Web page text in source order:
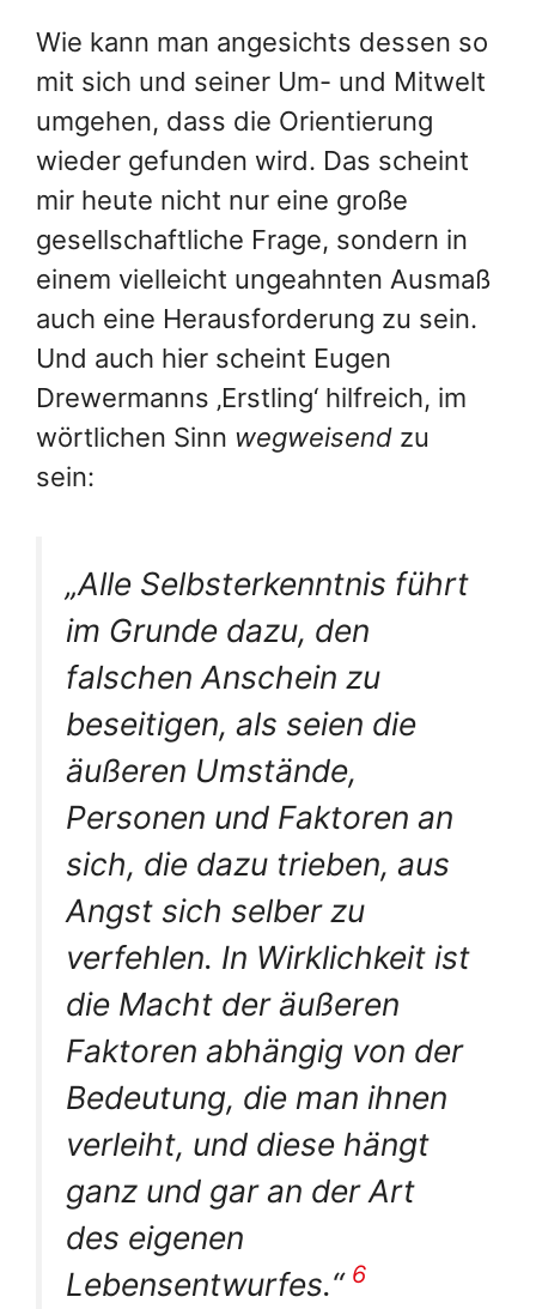
Wie kann man angesichts dessen so
mit sich und seiner Um- und Mitwelt
umgehen, dass die Orientierung
wieder gefunden wird. Das scheint
mir heute nicht nur eine große
gesellschaftliche Frage, sondern in
einem vielleicht ungeahnten Ausmaß
auch eine Herausforderung zu sein.
Und auch hier scheint Eugen
Drewermanns ‚Erstling‘ hilfreich, im
wörtlichen Sinn wegweisend zu
sein:
„Alle Selbsterkenntnis führt
im Grunde dazu, den
falschen Anschein zu
beseitigen, als seien die
äußeren Umstände,
Personen und Faktoren an
sich, die dazu trieben, aus
Angst sich selber zu
verfehlen. In Wirklichkeit ist
die Macht der äußeren
Faktoren abhängig von der
Bedeutung, die man ihnen
verleiht, und diese hängt
ganz und gar an der Art
des eigenen
Lebensentwurfes.“ 6